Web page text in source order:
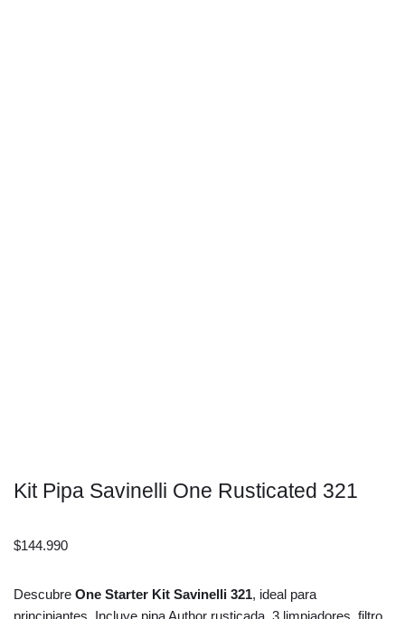
Kit Pipa Savinelli One Rusticated 321
$144.990
Descubre One Starter Kit Savinelli 321, ideal para
principiantes. Incluye pipa Author rusticada, 3 limpiadores, filtro